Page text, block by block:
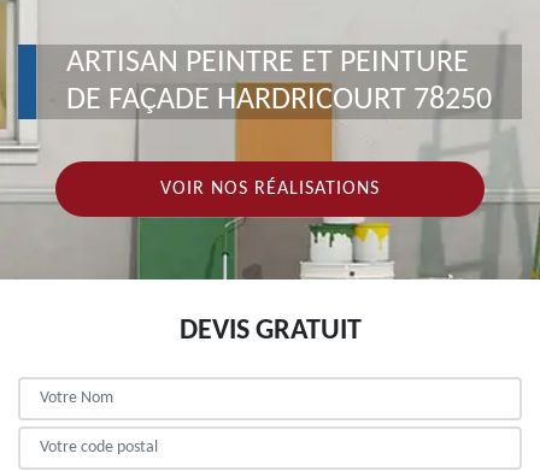
ARTISAN PEINTRE ET PEINTURE
DE FAÇADE HARDRICOURT 78250
VOIR NOS RÉALISATIONS
DEVIS GRATUIT